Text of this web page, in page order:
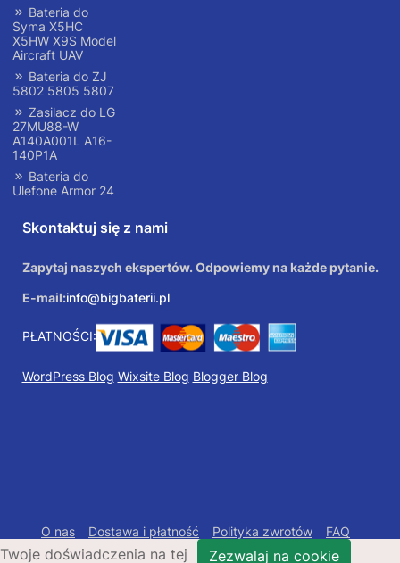
Bateria do
Syma X5HC
X5HW X9S Model
Aircraft UAV
Bateria do ZJ
5802 5805 5807
Zasilacz do LG
27MU88-W
A140A001L A16-
140P1A
Bateria do
Ulefone Armor 24
Skontaktuj się z nami
Zapytaj naszych ekspertów. Odpowiemy na każde pytanie.
E-mail:info@bigbaterii.pl
PŁATNOŚCI:
WordPress Blog Wixsite Blog Blogger Blog
O nas Dostawa i płatność Polityka zwrotów
FAQ
Polityka prywatności
Mapa Strony
Twoje doświadczenia na tej Zezwalaj na cookie